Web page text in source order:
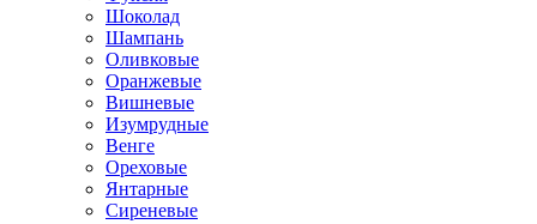
Шоколад
Шампань
Оливковые
Оранжевые
Вишневые
Изумрудные
Венге
Ореховые
Янтарные
Сиреневые